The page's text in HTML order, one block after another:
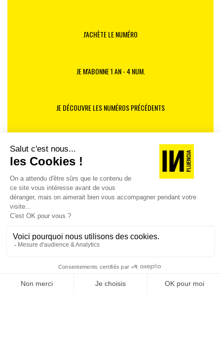
J'ACHÈTE LE NUMÉRO
JE M'ABONNE 1 AN - 4 NUM.
JE DÉCOUVRE LES NUMÉROS PRÉCÉDENTS